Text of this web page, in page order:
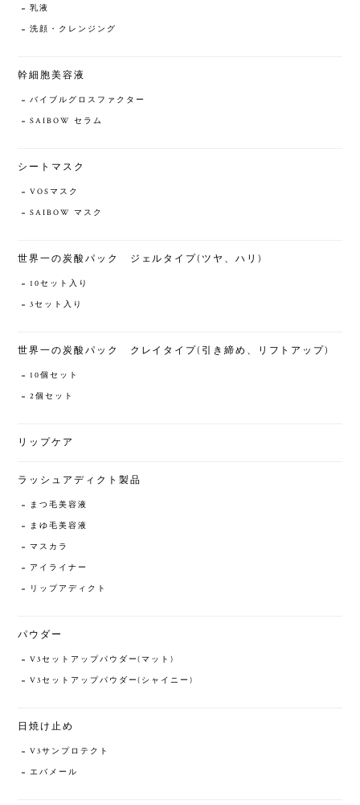
乳液
洗顔・クレンジング
幹細胞美容液
バイブルグロスファクター
SAIBOW セラム
シートマスク
VOSマスク
SAIBOW マスク
世界一の炭酸パック ジェルタイプ(ツヤ、ハリ)
10セット入り
3セット入り
世界一の炭酸パック クレイタイプ(引き締め、リフトアップ)
10個セット
2個セット
リップケア
ラッシュアディクト製品
まつ毛美容液
まゆ毛美容液
マスカラ
アイライナー
リップアディクト
パウダー
V3セットアップパウダー(マット)
V3セットアップパウダー(シャイニー)
日焼け止め
V3サンプロテクト
エバメール